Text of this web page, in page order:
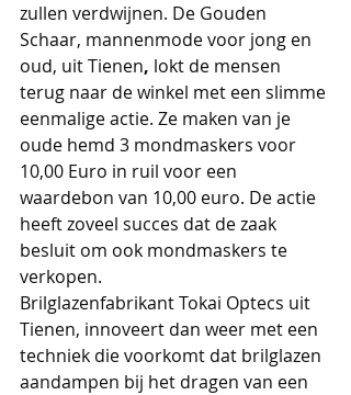
zullen verdwijnen. De Gouden
Schaar, mannenmode voor jong en
oud, uit Tienen, lokt de mensen
terug naar de winkel met een slimme
eenmalige actie. Ze maken van je
oude hemd 3 mondmaskers voor
10,00 Euro in ruil voor een
waardebon van 10,00 euro. De actie
heeft zoveel succes dat de zaak
besluit om ook mondmaskers te
verkopen.
Brilglazenfabrikant Tokai Optecs uit
Tienen, innoveert dan weer met een
techniek die voorkomt dat brilglazen
aandampen bij het dragen van een